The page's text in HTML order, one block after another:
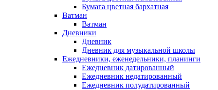
Бумага цветная бархатная
Ватман
Ватман
Дневники
Дневник
Дневник для музыкальной школы
Ежедневники, еженедельники, планинги
Ежедневник датированный
Ежедневник недатированный
Ежедневник полудатированный